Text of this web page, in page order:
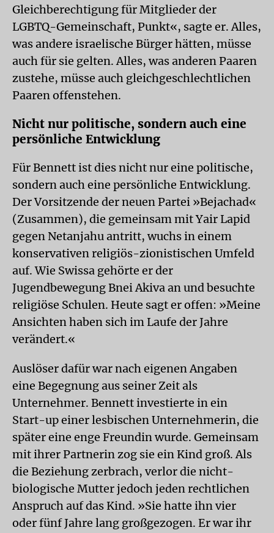
Gleichberechtigung für Mitglieder der
LGBTQ-Gemeinschaft, Punkt«, sagte er. Alles,
was andere israelische Bürger hätten, müsse
auch für sie gelten. Alles, was anderen Paaren
zustehe, müsse auch gleichgeschlechtlichen
Paaren offenstehen.
Nicht nur politische, sondern auch eine
persönliche Entwicklung
Für Bennett ist dies nicht nur eine politische,
sondern auch eine persönliche Entwicklung.
Der Vorsitzende der neuen Partei »Bejachad«
(Zusammen), die gemeinsam mit Yair Lapid
gegen Netanjahu antritt, wuchs in einem
konservativen religiös-zionistischen Umfeld
auf. Wie Swissa gehörte er der
Jugendbewegung Bnei Akiva an und besuchte
religiöse Schulen. Heute sagt er offen: »Meine
Ansichten haben sich im Laufe der Jahre
verändert.«
Auslöser dafür war nach eigenen Angaben
eine Begegnung aus seiner Zeit als
Unternehmer. Bennett investierte in ein
Start-up einer lesbischen Unternehmerin, die
später eine enge Freundin wurde. Gemeinsam
mit ihrer Partnerin zog sie ein Kind groß. Als
die Beziehung zerbrach, verlor die nicht-
biologische Mutter jedoch jeden rechtlichen
Anspruch auf das Kind. »Sie hatte ihn vier
oder fünf Jahre lang großgezogen. Er war ihr